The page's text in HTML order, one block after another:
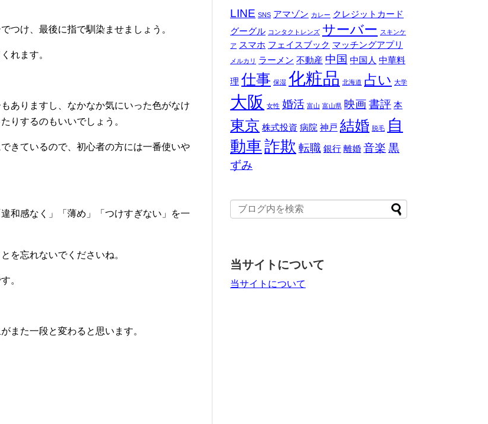
つけ、最後に指で馴染ませましょう。
れます。
ありますし、なかなか気にいった色がなけ
りするのもいいでしょう。
きているので、初心者の方には一番使いや
和感なく」「薄め」「つけすぎない」を一
を忘れないでくださいね。
。
また一段と変わると思います。
LINE SNS アマゾン カレー クレジットカード
グーグル コンタクトレンズ サーバー スキンケ
ア スマホ フェイスブック マッチングアプリ
メルカリ ラーメン 不動産 中国 中国人 中華料
理 仕事 保湿 化粧品 北海道 占い 大学
大阪 女性 婚活 富山 富山県 映画書評 本
東京 株式投資 病院 神戸 結婚 脱毛 自
動車詐欺 転職 銀行 離婚 音楽 黒
ずみ
当サイトについて
当サイトについて